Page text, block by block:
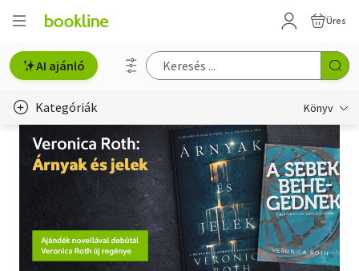
Üres
AI ajánló
Kategóriák Könyv
Életmód, egészség
Gyermek- és ifjúsági
Hobbi, szabadidő